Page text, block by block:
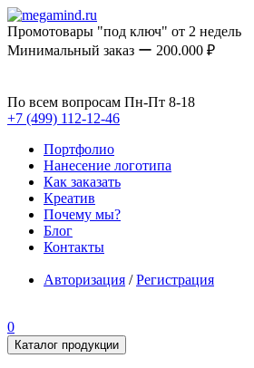
Промотовары "под ключ" от 2 недель
Минимальный заказ ー 200.000 ₽
По всем вопросам Пн-Пт 8-18
+7 (499) 112-12-46
Портфолио
Нанесение логотипа
Как заказать
Креатив
Почему мы?
Блог
Контакты
Авторизация /Регистрация
0
Каталог продукции